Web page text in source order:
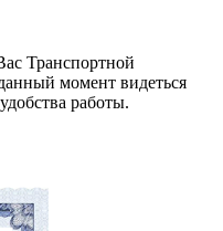
Транспортной
момент видеться
работы.